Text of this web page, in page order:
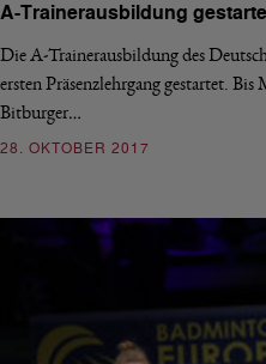
A-Trainerausbildung
Die A-Trainerausbildung des
ersten Präsenzlehrgang gestartet.
Bitburger…
28. OKTOBER 2017